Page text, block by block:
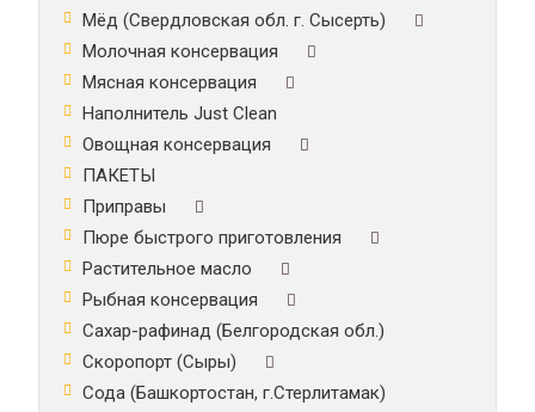
Мёд (Свердловская обл. г. Сысерть)
Молочная консервация
Мясная консервация
Наполнитель Just Clean
Овощная консервация
ПАКЕТЫ
Приправы
Пюре быстрого приготовления
Растительное масло
Рыбная консервация
Сахар-рафинад (Белгородская обл.)
Скоропорт (Сыры)
Сода (Башкортостан, г.Стерлитамак)